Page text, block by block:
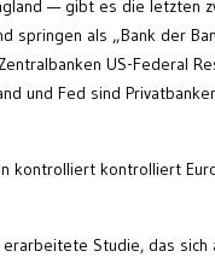
— gibt es die letzten
springen als „Bank der
US-Federal
und Fed sind
kontrolliert kontrolliert
Studie, das